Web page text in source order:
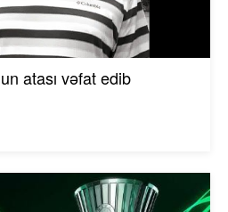
atası vəfat edib